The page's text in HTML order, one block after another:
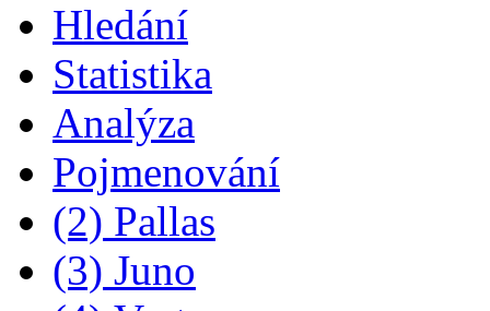
Hledání
Statistika
Analýza
Pojmenování
(2) Pallas
(3) Juno